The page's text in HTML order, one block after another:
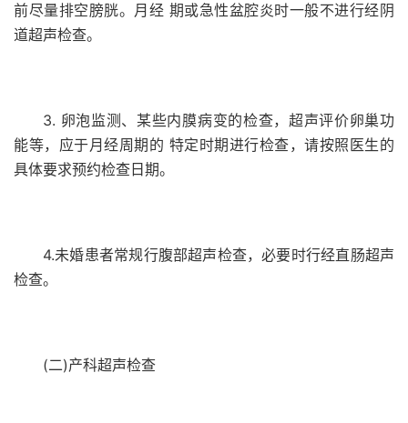
前尽量排空膀胱。月经 期或急性盆腔炎时一般不进行经阴
道超声检查。
3. 卵泡监测、某些内膜病变的检查，超声评价卵巢功
能等，应于月经周期的 特定时期进行检查，请按照医生的
具体要求预约检查日期。
4.未婚患者常规行腹部超声检查，必要时行经直肠超声
检查。
(二)产科超声检查